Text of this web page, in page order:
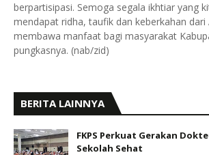
berpartisipasi. Semoga segala ikhtiar yang
mendapat ridha, taufik dan keberkahan dari
membawa manfaat bagi masyarakat
pungkasnya. (nab/zid)
BERITA LAINNYA
FKPS Perkuat Gerakan
Sekolah Sehat